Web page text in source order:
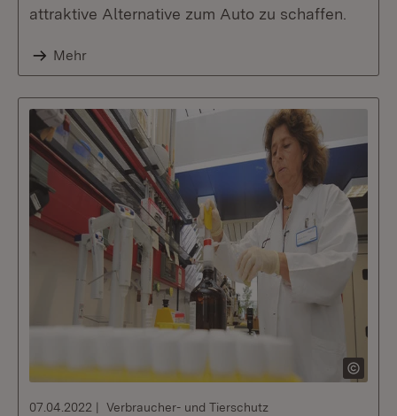
attraktive Alternative zum Auto zu schaffen.
Mehr
07.04.2022 Verbraucher- und Tierschutz